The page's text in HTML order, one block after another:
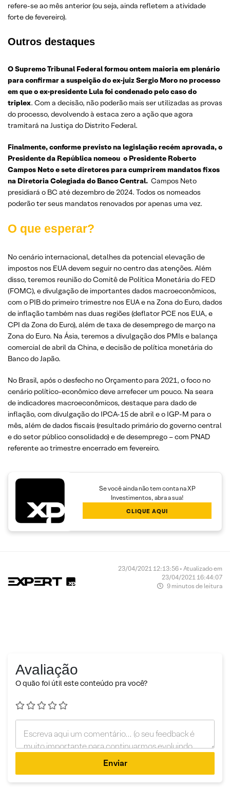
refere-se ao mês anterior (ou seja, ainda refletem a atividade
forte de fevereiro).
Outros destaques
O Supremo Tribunal Federal formou ontem maioria em plenário
para confirmar a suspeição do ex-juiz Sergio Moro no processo
em que o ex-presidente Lula foi condenado pelo caso do
triplex. Com a decisão, não poderão mais ser utilizadas as provas
do processo, devolvendo à estaca zero a ação que agora
tramitará na Justiça do Distrito Federal.
Finalmente, conforme previsto na legislação recém aprovada, o
Presidente da República nomeou o Presidente Roberto
Campos Neto e sete diretores para cumprirem mandatos fixos
na Diretoria Colegiada do Banco Central. Campos Neto
presidiará o BC até dezembro de 2024. Todos os nomeados
poderão ter seus mandatos renovados por apenas uma vez.
O que esperar?
No cenário internacional, detalhes da potencial elevação de
impostos nos EUA devem seguir no centro das atenções. Além
disso, teremos reunião do Comitê de Política Monetária do FED
(FOMC), e divulgação de importantes dados macroeconômicos,
com o PIB do primeiro trimestre nos EUA e na Zona do Euro, dados
de inflação também nas duas regiões (deflator PCE nos EUA, e
CPI da Zona do Euro), além de taxa de desemprego de março na
Zona do Euro. Na Ásia, teremos a divulgação dos PMIs e balança
comercial de abril da China, e decisão de política monetária do
Banco do Japão.
No Brasil, após o desfecho no Orçamento para 2021, o foco no
cenário político-econômico deve arrefecer um pouco. Na seara
de indicadores macroeconômicos, destaque para dado de
inflação, com divulgação do IPCA-15 de abril e o IGP-M para o
mês, além de dados fiscais (resultado primário do governo central
e do setor público consolidado) e de desemprego – com PNAD
referente ao trimestre encerrado em fevereiro.
Se você ainda não tem conta na XP
Investimentos, abra a sua!
CLIQUE AQUI
23/04/2021 12:13:56 • Atualizado em
23/04/2021 16:44:07
9 minutos de leitura
Avaliação
O quão foi útil este conteúdo pra você?
Enviar